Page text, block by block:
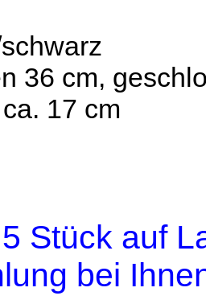
36 cm,
17 cm
Stück auf
bei